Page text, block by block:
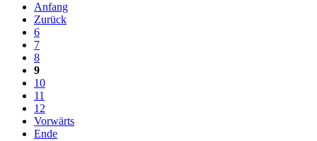
Anfang
Zurück
6
7
8
9
10
11
12
Vorwärts
Ende